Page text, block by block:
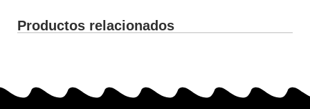
Productos relacionados